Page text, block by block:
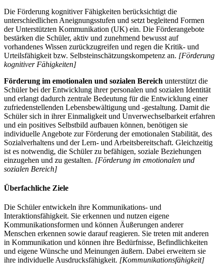
Die Förderung kognitiver Fähigkeiten berücksichtigt die
unterschiedlichen Aneignungsstufen und setzt begleitend Formen
der Unterstützten Kommunikation (UK) ein. Die Förderangebote
bestärken die Schüler, aktiv und zunehmend bewusst auf
vorhandenes Wissen zurückzugreifen und regen die Kritik- und
Urteilsfähigkeit bzw. Selbsteinschätzungskompetenz an. [Förderung
kognitiver Fähigkeiten]
Förderung im emotionalen und sozialen Bereich unterstützt die
Schüler bei der Entwicklung ihrer personalen und sozialen Identität
und erlangt dadurch zentrale Bedeutung für die Entwicklung einer
zufriedenstellenden Lebensbewältigung und -gestaltung. Damit die
Schüler sich in ihrer Einmaligkeit und Unverwechselbarkeit erfahren
und ein positives Selbstbild aufbauen können, benötigen sie
individuelle Angebote zur Förderung der emotionalen Stabilität, des
Sozialverhaltens und der Lern- und Arbeitsbereitschaft. Gleichzeitig
ist es notwendig, die Schüler zu befähigen, soziale Beziehungen
einzugehen und zu gestalten. [Förderung im emotionalen und
sozialen Bereich]
Überfachliche Ziele
Die Schüler entwickeln ihre Kommunikations- und
Interaktionsfähigkeit. Sie erkennen und nutzen eigene
Kommunikationsformen und können Äußerungen anderer
Menschen erkennen sowie darauf reagieren. Sie treten mit anderen
in Kommunikation und können ihre Bedürfnisse, Befindlichkeiten
und eigene Wünsche und Meinungen äußern. Dabei erweitern sie
ihre individuelle Ausdrucksfähigkeit. [Kommunikationsfähigkeit]